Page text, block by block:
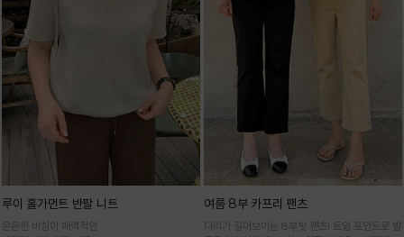
루이 홀가먼트 반팔 니트
은은한 비침이 매력적인
여름 8부 카프리 팬츠
다리가 길어보이는 8부핏 팬츠! 트임 포인트로 발